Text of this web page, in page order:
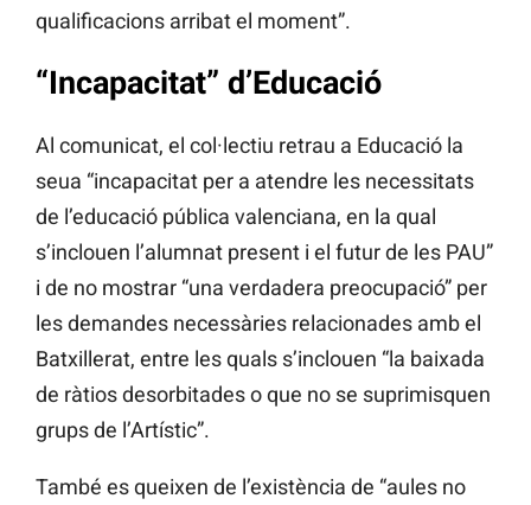
qualificacions arribat el moment”.
“Incapacitat” d’Educació
Al comunicat, el col·lectiu retrau a Educació la
seua “incapacitat per a atendre les necessitats
de l’educació pública valenciana, en la qual
s’inclouen l’alumnat present i el futur de les PAU”
i de no mostrar “una verdadera preocupació” per
les demandes necessàries relacionades amb el
Batxillerat, entre les quals s’inclouen “la baixada
de ràtios desorbitades o que no se suprimisquen
grups de l’Artístic”.
També es queixen de l’existència de “aules no